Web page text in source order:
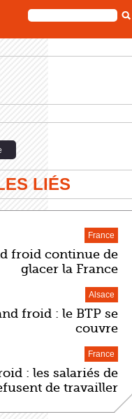
DE
LIÉS
France
froid continue de
glacer la France
Alsace
froid : le BTP se
couvre
France
: les salariés de
de travailler